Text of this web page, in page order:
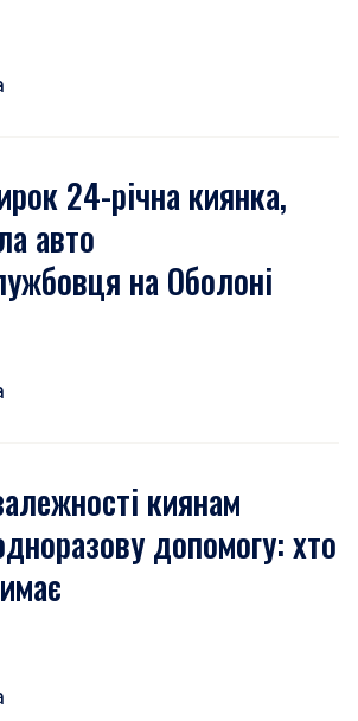
24-річна киянка,
авто
на Оболоні
киянам
допомогу: хто